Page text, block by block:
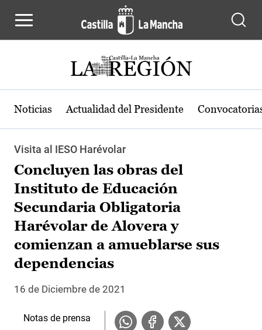
Noticias Actualidad del Presidente
Visita al IESO Harévolar
Concluyen las obras del
Instituto de Educación
Secundaria Obligatoria
Harévolar de Alovera y
comienzan a amueblarse sus
dependencias
16 de Diciembre de 2021
Notas de prensa